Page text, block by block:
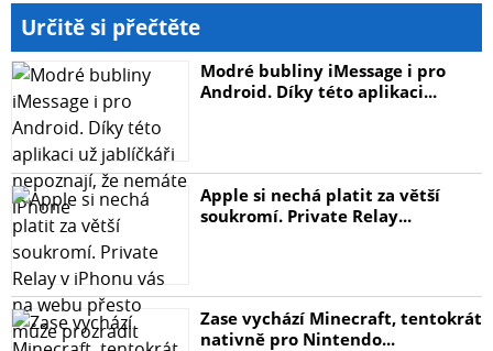
Určitě si přečtěte
Modré bubliny iMessage i pro
Android. Díky této aplikaci...
Apple si nechá platit za větší
soukromí. Private Relay...
Zase vychází Minecraft, tentokrát
nativně pro Nintendo...